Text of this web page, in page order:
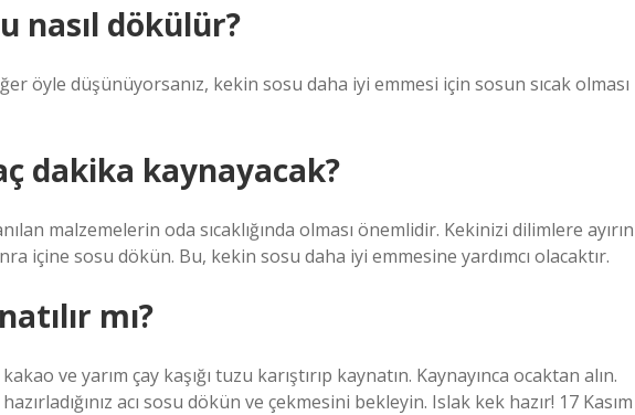
nasıl dökülür?
öyle düşünüyorsanız, kekin sosu daha iyi emmesi için sosun sıcak olması
dakika kaynayacak?
malzemelerin oda sıcaklığında olması önemlidir. Kekinizi dilimlere ayırın
içine sosu dökün. Bu, kekin sosu daha iyi emmesine yardımcı olacaktır.
mı?
ve yarım çay kaşığı tuzu karıştırıp kaynatın. Kaynayınca ocaktan alın.
acı sosu dökün ve çekmesini bekleyin. Islak kek hazır! 17 Kasım